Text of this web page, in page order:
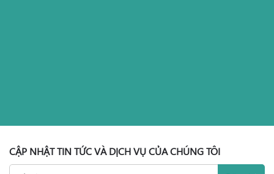
CẬP NHẬT TIN TỨC VÀ DỊCH VỤ CỦA CHÚNG TÔI